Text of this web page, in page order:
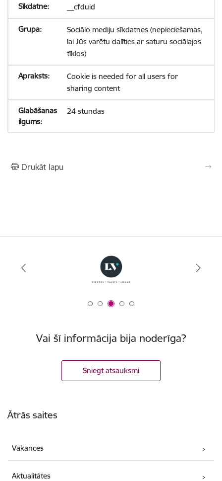
__cfduid
Sociālo mediju sīkdatnes (nepieciešamas,
lai Jūs varētu dalīties ar saturu sociālajos
tīklos)
Cookie is needed for all users for
sharing content
24 stundas
Drukāt lapu
Vai šī informācija bija noderīga?
Sniegt atsauksmi
Ātrās saites
Vakances
Aktualitātes